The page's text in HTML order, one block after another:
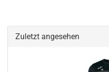
Zuletzt angesehen